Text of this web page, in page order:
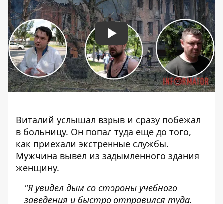
Play
Виталий услышал взрыв и сразу побежал
в больницу. Он попал туда еще до того,
как приехали экстренные службы.
Мужчина вывел из задымленного здания
женщину.
"Я увидел дым со стороны учебного
заведения и быстро отправился туда.